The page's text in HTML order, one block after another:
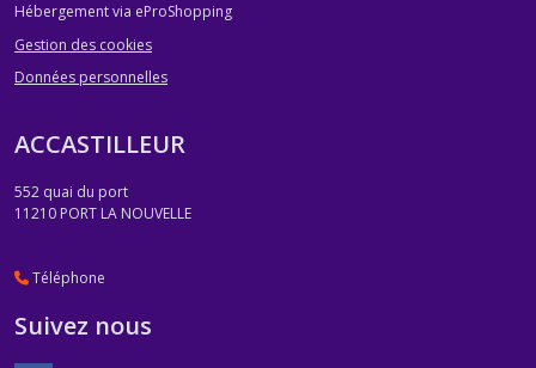
Hébergement via eProShopping
Gestion des cookies
Données personnelles
ACCASTILLEUR
552 quai du port
11210 PORT LA NOUVELLE
Téléphone
Suivez nous